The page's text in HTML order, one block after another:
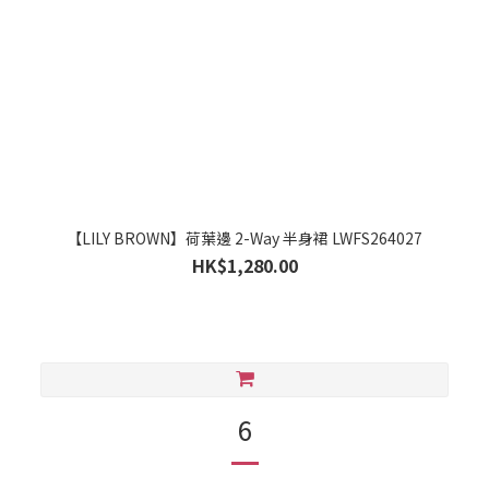
【LILY BROWN】荷葉邊 2-Way 半身裙 LWFS264027
HK$1,280.00
6